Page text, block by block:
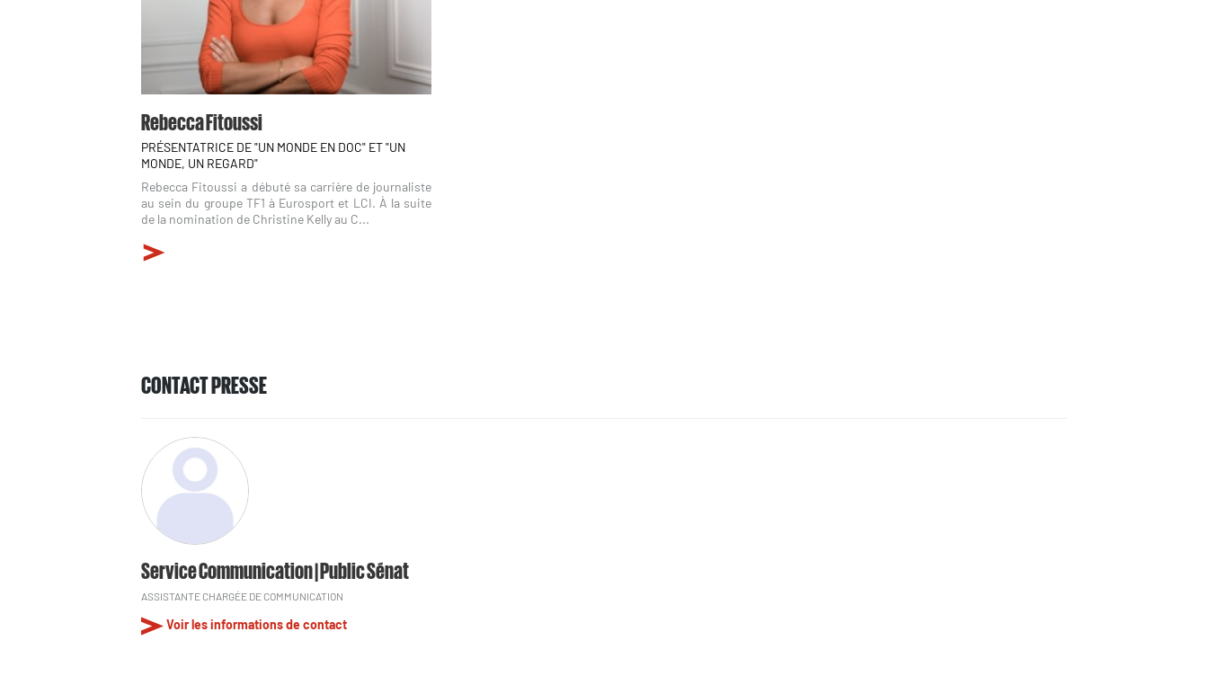
Rebecca Fitoussi
PRÉSENTATRICE DE "UN MONDE EN DOC" ET "UN
MONDE, UN REGARD"
Rebecca Fitoussi a débuté sa carrière de journaliste
au sein du groupe TF1 à Eurosport et LCI. À la suite
de la nomination de Christine Kelly au C...
CONTACT PRESSE
Service Communication | Public Sénat
ASSISTANTE CHARGÉE DE COMMUNICATION
Voir les informations de contact